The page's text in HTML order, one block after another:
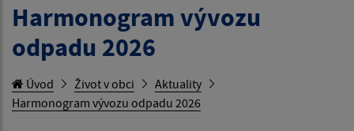
Harmonogram vývozu
odpadu 2026
Úvod Život v obci
Aktuality
Harmonogram vývozu odpadu 2026